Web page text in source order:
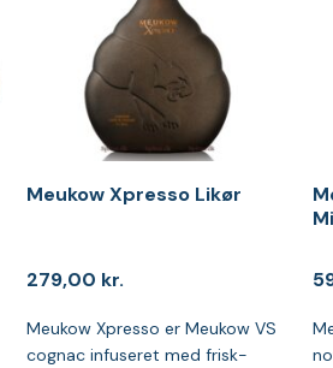
Meukow Xpresso Likør
279,00 kr.
Meukow Xpresso er Meukow VS
cognac infuseret med frisk-